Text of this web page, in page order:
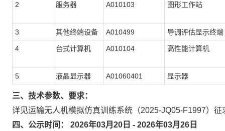
2 服务器 A010103 图形工作站
3 其他终端设备 A010499 导调评估显示终端
4 台式计算机 A010104 高性能计算机
5 液晶显示器 A01060401 显示器
三、技术参数、要求：
详见运输无人机模拟仿真训练系统（2025-JQ05-F1997）
四、公示时间：
2026年03月20日 - 2026年03月26日